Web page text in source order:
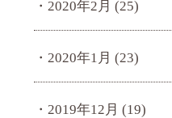
2020年2月 (25)
2020年1月 (23)
2019年12月 (19)